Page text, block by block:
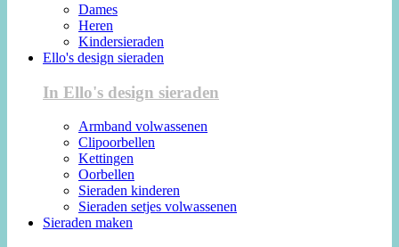
Dames
Heren
Kindersieraden
Ello's design sieraden
In Ello's design sieraden
Armband volwassenen
Clipoorbellen
Kettingen
Oorbellen
Sieraden kinderen
Sieraden setjes volwassenen
Sieraden maken